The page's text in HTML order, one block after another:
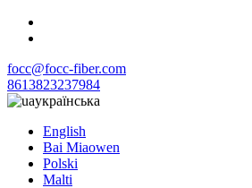
focc@focc-fiber.com
8613823237984
українська
English
Bai Miaowen
Polski
Malti